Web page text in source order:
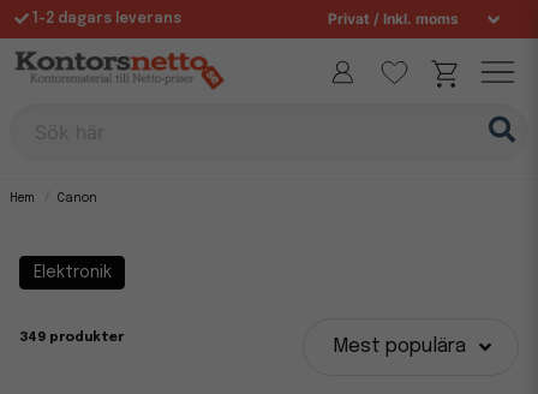
1-2 dagars leverans
Fri frakt över 995 kr
Hem Canon
Elektronik
349 produkter Mest populära